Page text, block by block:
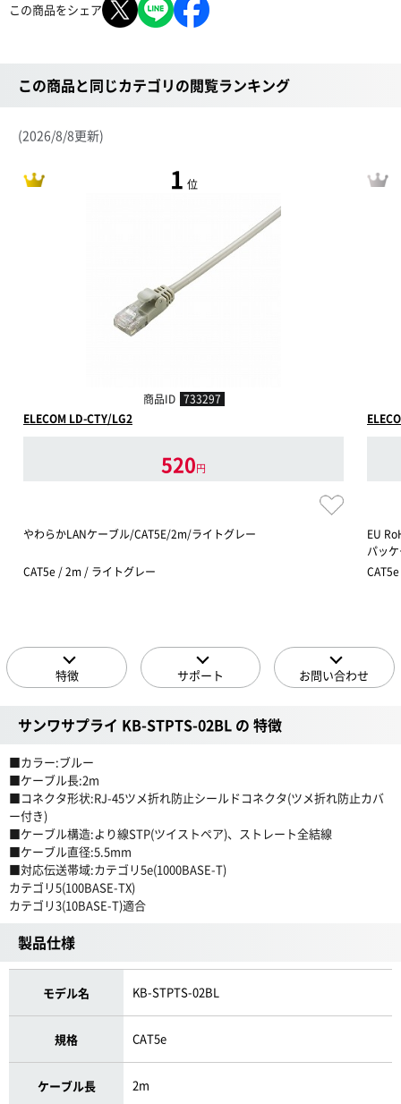
この商品をシェア
この商品と同じカテゴリの閲覧ランキング
(2026/8/8更新)
1 位
商品ID 733297
ELECOM LD-CTY/LG2
520円
やわらかLANケーブル/CAT5E/2m/ライトグレー
CAT5e / 2m / ライトグレー
EU
パッ
特徴 サポート お問い合わせ
サンワサプライ KB-STPTS-02BL の 特徴
■カラー:ブルー
■ケーブル長:2m
■コネクタ形状:RJ-45ツメ折れ防止シールドコネクタ(ツメ折れ防止カバ
ー付き)
■ケーブル構造:より線STP(ツイストペア)、ストレート全結線
■ケーブル直径:5.5mm
■対応伝送帯域:カテゴリ5e(1000BASE-T)
カテゴリ5(100BASE-TX)
カテゴリ3(10BASE-T)適合
製品仕様
モデル名 KB-STPTS-02BL
規格 CAT5e
ケーブル長 2m